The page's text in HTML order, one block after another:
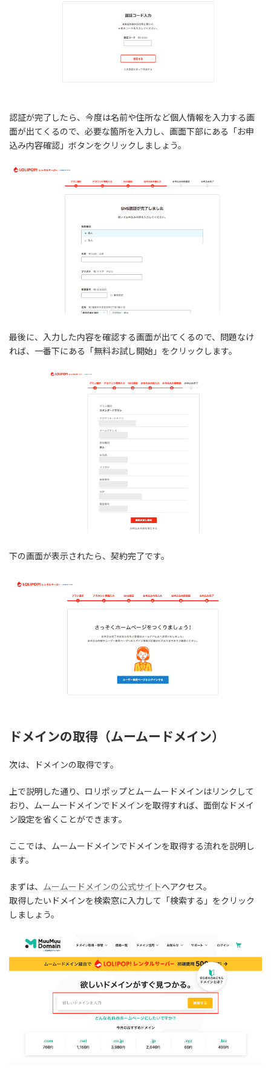
認証が完了したら、今度は名前や住所など個人情報を入力する画
面が出てくるので、必要な箇所を入力し、画面下部にある「お申
込み内容確認」ボタンをクリックしましょう。
最後に、入力した内容を確認する画面が出てくるので、問題なけ
れば、一番下にある「無料お試し開始」をクリックします。
下の画面が表示されたら、契約完了です。
ドメインの取得（ムームードメイン）
次は、ドメインの取得です。
上で説明した通り、ロリポップとムームードメインはリンクして
おり、ムームードメインでドメインを取得すれば、面倒なドメイ
ン設定を省くことができます。
ここでは、ムームードメインでドメインを取得する流れを説明し
ます。
まずは、 ムームードメインの公式サイトへアクセス。
取得したいドメインを検索窓に入力して「検索する」をクリック
しましょう。